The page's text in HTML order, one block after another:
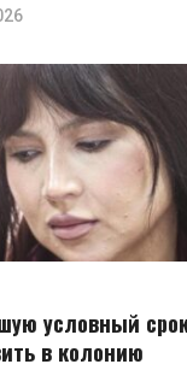
условный
в колонию